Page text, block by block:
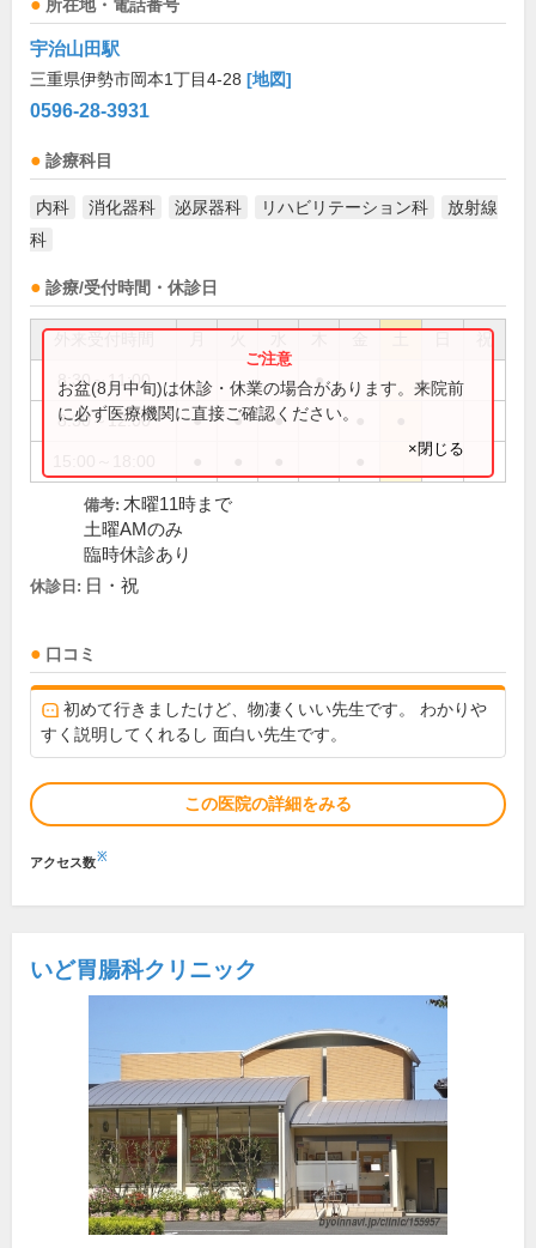
所在地・電話番号
宇治山田駅
三重県伊勢市岡本1丁目4-28 [地図]
0596-28-3931
診療科目
内科 消化器科 泌尿器科 リハビリテーション科
放射線
科
診療/受付時間・休診日
祝
8:30～11:00 ●
8:30～12:00 ● ● ●
お盆(8月中旬)は休診・休業の場合があります。来院前
に必ず医療機関に直接ご確認ください。
×閉じる
備考: 木曜11時まで
土曜AMのみ
臨時休診あり
休診日: 日・祝
口コミ
初めて行きましたけど、物凄くいい先生です。 わかりや
すく説明してくれるし 面白い先生です。
この医院の詳細をみる
アクセス数※
いど胃腸科クリニック